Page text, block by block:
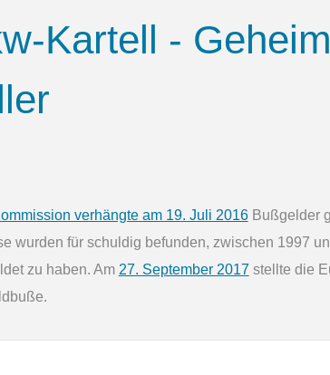
Kartell -
verhängte am 19. Juli 2016Bußgelder
wurden für schuldig befunden, zwischen 1997
zu haben. Am 27. September 2017 stellte die